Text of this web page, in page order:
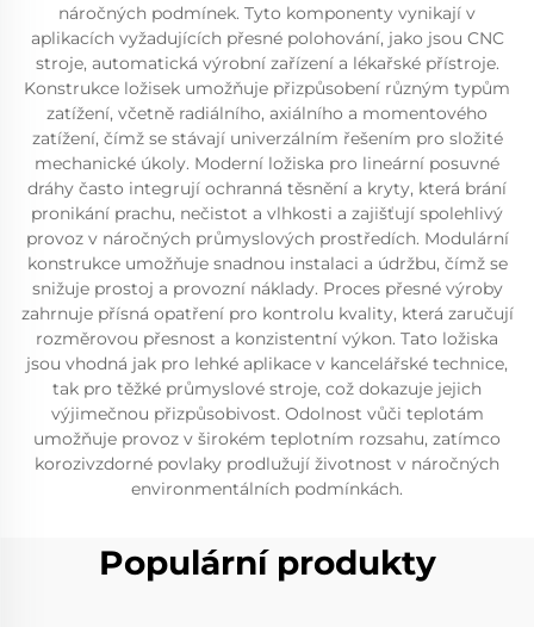
náročných podmínek. Tyto komponenty vynikají v
aplikacích vyžadujících přesné polohování, jako jsou CNC
stroje, automatická výrobní zařízení a lékařské přístroje.
Konstrukce ložisek umožňuje přizpůsobení různým typům
zatížení, včetně radiálního, axiálního a momentového
zatížení, čímž se stávají univerzálním řešením pro složité
mechanické úkoly. Moderní ložiska pro lineární posuvné
dráhy často integrují ochranná těsnění a kryty, která brání
pronikání prachu, nečistot a vlhkosti a zajišťují spolehlivý
provoz v náročných průmyslových prostředích. Modulární
konstrukce umožňuje snadnou instalaci a údržbu, čímž se
snižuje prostoj a provozní náklady. Proces přesné výroby
zahrnuje přísná opatření pro kontrolu kvality, která zaručují
rozměrovou přesnost a konzistentní výkon. Tato ložiska
jsou vhodná jak pro lehké aplikace v kancelářské technice,
tak pro těžké průmyslové stroje, což dokazuje jejich
výjimečnou přizpůsobivost. Odolnost vůči teplotám
umožňuje provoz v širokém teplotním rozsahu, zatímco
korozivzdorné povlaky prodlužují životnost v náročných
environmentálních podmínkách.
Populární produkty